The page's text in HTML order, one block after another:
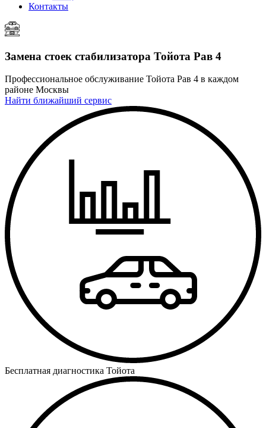
Контакты
Замена стоек стабилизатора Тойота Рав 4
Профессиональное обслуживание Тойота Рав 4 в каждом
районе Москвы
Найти ближайший сервис
Бесплатная диагностика Тойота